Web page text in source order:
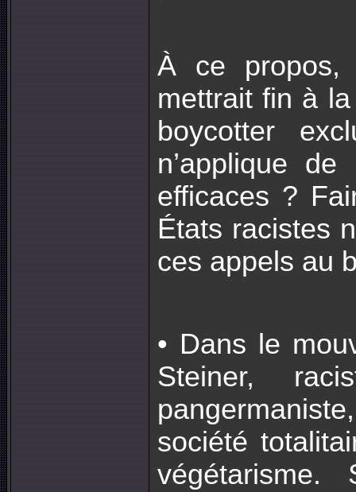
À ce propos,
mettrait fin à
boycotter
n’applique
efficaces ?
États racistes
ces appels au
• Dans le
Steiner,
société
végétarisme.